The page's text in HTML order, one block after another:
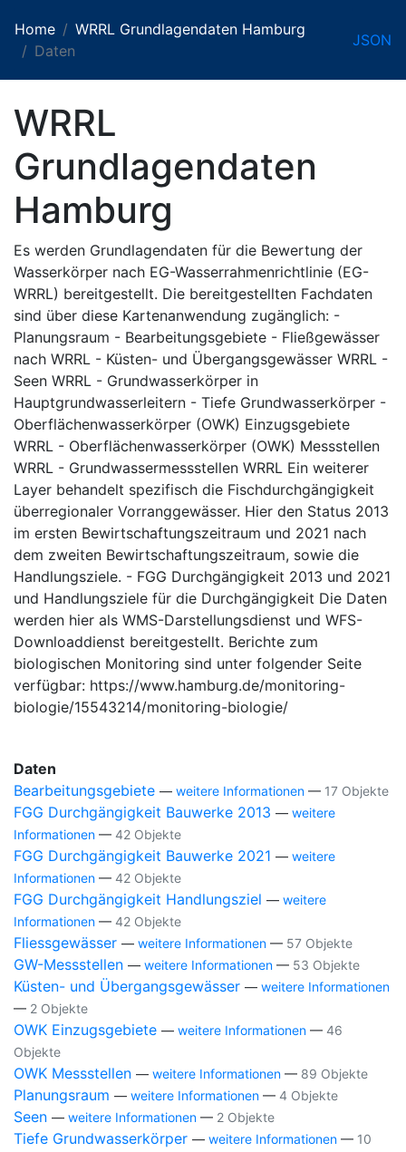
Home
WRRL Grundlagendaten Hamburg
Daten
JSON
WRRL
Grundlagendaten
Hamburg
Es werden Grundlagendaten für die Bewertung der
Wasserkörper nach EG-Wasserrahmenrichtlinie (EG-
WRRL) bereitgestellt. Die bereitgestellten Fachdaten
sind über diese Kartenanwendung zugänglich: -
Planungsraum - Bearbeitungsgebiete - Fließgewässer
nach WRRL - Küsten- und Übergangsgewässer WRRL -
Seen WRRL - Grundwasserkörper in
Hauptgrundwasserleitern - Tiefe Grundwasserkörper -
Oberflächenwasserkörper (OWK) Einzugsgebiete
WRRL - Oberflächenwasserkörper (OWK) Messstellen
WRRL - Grundwassermessstellen WRRL Ein weiterer
Layer behandelt spezifisch die Fischdurchgängigkeit
überregionaler Vorranggewässer. Hier den Status 2013
im ersten Bewirtschaftungszeitraum und 2021 nach
dem zweiten Bewirtschaftungszeitraum, sowie die
Handlungsziele. - FGG Durchgängigkeit 2013 und 2021
und Handlungsziele für die Durchgängigkeit Die Daten
werden hier als WMS-Darstellungsdienst und WFS-
Downloaddienst bereitgestellt. Berichte zum
biologischen Monitoring sind unter folgender Seite
verfügbar: https://www.hamburg.de/monitoring-
biologie/15543214/monitoring-biologie/
Daten
Bearbeitungsgebiete — weitere Informationen — 17 Objekte
FGG Durchgängigkeit Bauwerke 2013 — weitere
Informationen — 42 Objekte
FGG Durchgängigkeit Bauwerke 2021 — weitere
Informationen — 42 Objekte
FGG Durchgängigkeit Handlungsziel — weitere
Informationen — 42 Objekte
Fliessgewässer — weitere Informationen — 57 Objekte
GW-Messstellen — weitere Informationen — 53 Objekte
Küsten- und Übergangsgewässer — weitere Informationen
— 2 Objekte
OWK Einzugsgebiete — weitere Informationen — 46
Objekte
OWK Messstellen — weitere Informationen — 89 Objekte
Planungsraum — weitere Informationen — 4 Objekte
Seen — weitere Informationen — 2 Objekte
Tiefe Grundwasserkörper — weitere Informationen — 10